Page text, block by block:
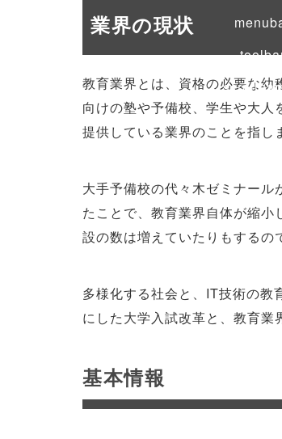
return
業界の現状
教育業界とは、資格の必要な幼
向けの塾や予備校、学生や大
提供している業界のことを指し
大手予備校の代々木ゼミナー
たことで、教育業界自体が縮
設の数は増えていたりもするの
多様化する社会と、IT技術の教
にした大学入試改革と、教育業
基本情報